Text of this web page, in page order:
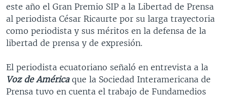
EL MUNDO AL DÍA [RADIO]
FORO [RADIO]
DEPORTIVO INTERNACIONAL
NOTA ECONÓMICA
ENTRETENIMIENTO
SÍGANOS
este año el Gran Premio SIP a la Libertad de Prensa
al periodista César Ricaurte por su larga trayectoria
como periodista y sus méritos en la defensa de la
libertad de prensa y de expresión.
El periodista ecuatoriano señaló en entrevista a la
Voz de América que la Sociedad Interamericana de
Prensa tuvo en cuenta el trabajo de Fundamedios